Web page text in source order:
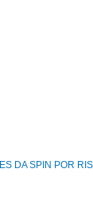
DA SPIN POR